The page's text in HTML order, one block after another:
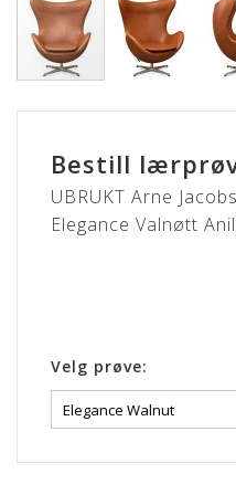
til
Bestill
UBRUKT Arne
Elegance Valnøtt
Velg prøve: